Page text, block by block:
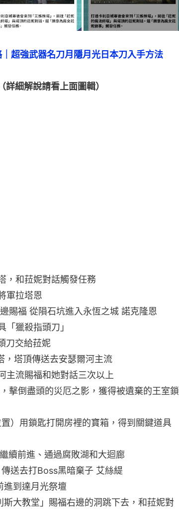
超強武器名刀月隱月光日本刀入手方法
細解說請看上面圖輯）
，和菈妮對話觸發任務
軍拉塔恩
賜福 從隕石坑進入永恆之城 諾克隆恩
獵殺指頭刀」
刀交給菈妮
，塔頂傳送去安瑟爾河主流
主流賜福和她對話三次以上
擊倒盡頭的災厄之影，獲得被遺棄的王室鎖
）用鎖匙打開房裡的寶箱，得到關鍵道具
續前進、通過腐敗湖和大迴廊
送去打Boss黑暗棄子 艾絲緹
進到達月光祭壇
斯大教堂」賜福右邊的洞跳下去，和菈妮對